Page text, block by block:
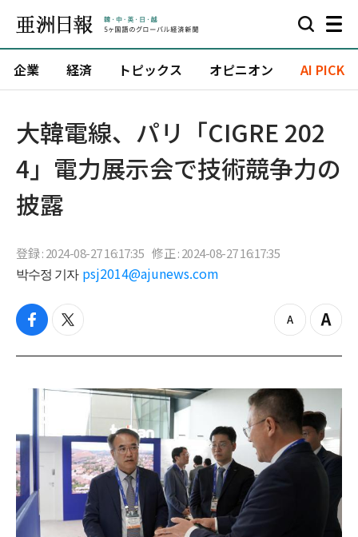
企業 経済 トピックス オピニオン AI PICK
大韓電線、パリ「CIGRE 202
4」電力展示会で技術競争力の
披露
登録 : 2024-08-27 16:17:35 修正 : 2024-08-27 16:17:35
박수정 기자 psj2014@ajunews.com
f
c
b
k
t
i
t
z
o
o
Z
o
i